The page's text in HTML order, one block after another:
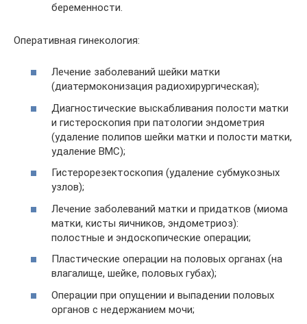
беременности.
Оперативная гинекология:
Лечение заболеваний шейки матки
(диатермоконизация радиохирургическая);
Диагностические выскабливания полости матки
и гистероскопия при патологии эндометрия
(удаление полипов шейки матки и полости матки,
удаление ВМС);
Гистерорезектоскопия (удаление субмукозных
узлов);
Лечение заболеваний матки и придатков (миома
матки, кисты яичников, эндометриоз):
полостные и эндоскопические операции;
Пластические операции на половых органах (на
влагалище, шейке, половых губах);
Операции при опущении и выпадении половых
органов с недержанием мочи;